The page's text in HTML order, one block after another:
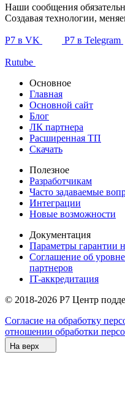
Наши сообщения
Создавая технологии,
Р7 в VK Р7 в Telegram
Rutube
Основное
Главная
Основной сайт
Блог
ЛК партнера
Расширенная ТП
Скачать
Полезное
Разработчикам
Часто задаваемые
Интеграции
Новые возможности
Документация
Параметры гарантии
Соглашение об
партнеров
IT-аккредитация
© 2018-2026 Р7 Центр
Согласие на обработку
отношении обработки
На верх